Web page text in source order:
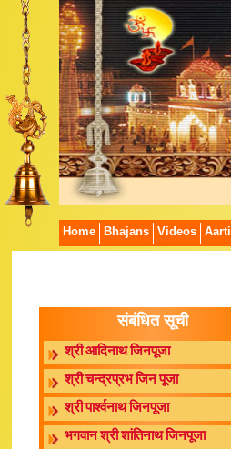
Home Bhajans Videos Aarti
संबंधित सूची
श्री आदिनाथ जिनपूजा
श्री चन्द्रप्रभ जिन पूजा
श्री पार्श्वनाथ जिनपूजा
भगवान श्री शांतिनाथ जिनपूजा